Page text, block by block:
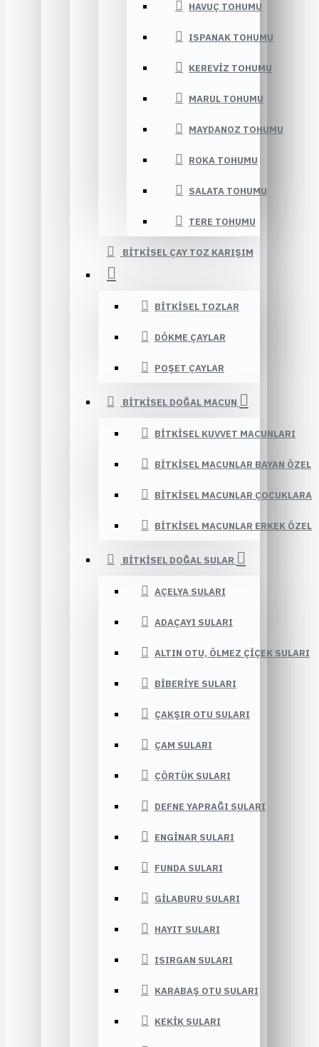
HAVUÇ TOHUMU
ISPANAK TOHUMU
KEREVIZ TOHUMU
MARUL TOHUMU
MAYDANOZ TOHUMU
ROKA TOHUMU
SALATA TOHUMU
TERE TOHUMU
BITKISEL ÇAY TOZ KARIŞIM
BITKISEL TOZLAR
DÖKME ÇAYLAR
POŞET ÇAYLAR
BITKISEL DOĞAL MACUN
BITKISEL KUVVET MACUNLARI
BITKISEL MACUNLAR BAYAN ÖZEL
BITKISEL MACUNLAR ÇOCUKLARA
BITKISEL MACUNLAR ERKEK ÖZEL
BITKISEL DOĞAL SULAR
AÇELYA SULARI
ADAÇAYI SULARI
ALTIN OTU, ÖLMEZ ÇIÇEK SULARI
BIBERIYE SULARI
ÇAKŞIR OTU SULARI
ÇAM SULARI
ÇÖRTÜK SULARI
DEFNE YAPRAĞI SULARI
ENGINAR SULARI
FUNDA SULARI
GILABURU SULARI
HAYIT SULARI
ISIRGAN SULARI
KARABAŞ OTU SULARI
KEKIK SULARI